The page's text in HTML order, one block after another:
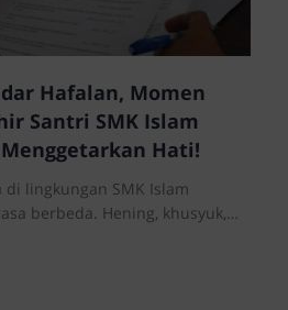
Hafalan, Momen
Santri SMK Islam
Hati!
berbeda. Hening, khusyuk,